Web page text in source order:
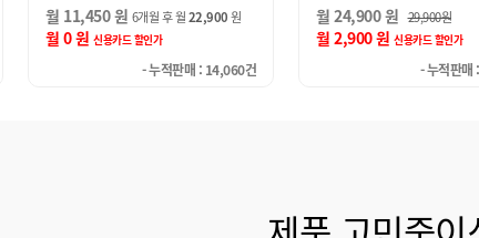
월 24,900 원 29,900원
월 2,900 원신용카드 할인가
- 누적판매 : 5,027건
월 22,900 원 27,900원
월 900 원신용카드 할인가
- 누적판